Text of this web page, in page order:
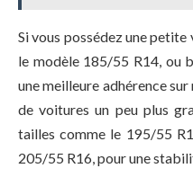
Si vous possédez une
le modèle 185/55 R14, ou
une meilleure adhérence
de voitures un peu plus
tailles comme le 195/55
205/55 R16, pour une